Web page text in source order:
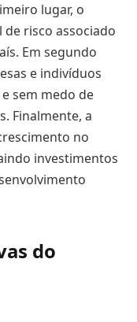
lugar, o
risco associado
Em segundo
e indivíduos
sem medo de
Finalmente, a
no
investimentos
do